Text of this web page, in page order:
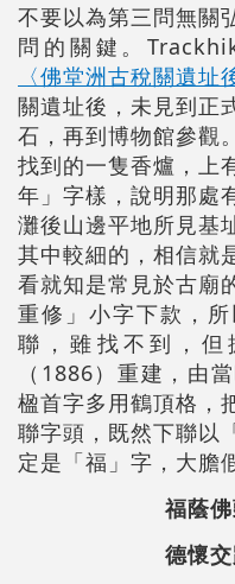
不要以為第三問無關
問的關鍵。
〈佛堂洲古稅關遺址
關遺址後，未見到正
石，再到博物館參觀
找到的一隻香爐，上
年」字樣，說明那處
灘後山邊平地所見基
其中較細的，相信就
看就知是常見於古廟
重修」小字下款，
聯，雖找不到，
（1886）重建，由
楹首字多用鶴頂格，
聯字頭，既然下聯以
定是「福」字，大膽
福蔭
德懷